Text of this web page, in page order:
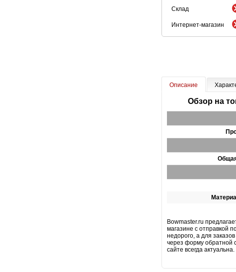
Склад
Интернет-магазин
Описание
Обзор на
Bowmaster.ru
магазине с отправкой
недорого, а для
через форму обратной
сайте всегда актуальна.